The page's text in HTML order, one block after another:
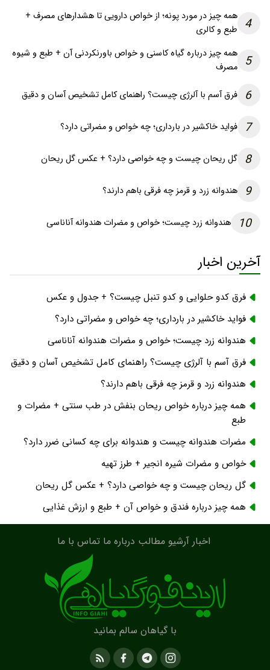
4 همه چیز در مورد پونه؛ از خواص دارویی تا هشدارهای مصرف +
طبع و کالری
5
همه چیز درباره گیاه کاسنی و خواص باورنکردنی آن + طبع و شیوه
مصرف
6 فرق آسم با آلرژی چیست؟ راهنمای کامل تشخیص آسان و دقیق
7 فواید خاکشیر در بارداری؛ چه خواص و مضراتی دارد؟
8 گل ریحان چیست و چه خواصی دارد؟ + عکس گل ریحان
9 هندوانه زرد و قرمز چه فرقی باهم دارند؟
10 هندوانه زرد چیست؛ خواص و مضرات هندوانه آناناسی
آخرین اخبار
فرق کدو حلوایی و کدو تنبل چیست؟ + جدول و عکس
فواید خاکشیر در بارداری؛ چه خواص و مضراتی دارد؟
هندوانه زرد چیست؛ خواص و مضرات هندوانه آناناسی
فرق آسم با آلرژی چیست؟ راهنمای کامل تشخیص آسان و دقیق
هندوانه زرد و قرمز چه فرقی باهم دارند؟
همه چیز درباره خواص ریحان بنفش در طب سنتی + مضرات و
طبع
مضرات هندوانه چیست و هندوانه برای چه کسانی ضرر دارد؟
خواص و مضرات شیره انجیر + طرز تهیه
گل ریحان چیست و چه خواصی دارد؟ + عکس گل ریحان
همه چیز درباره فندق و خواص آن + طبع و ارزش غذایی
اخبار آرشیو مطالب درباره ما تماس با ما
با گیاهان سالم بمانید